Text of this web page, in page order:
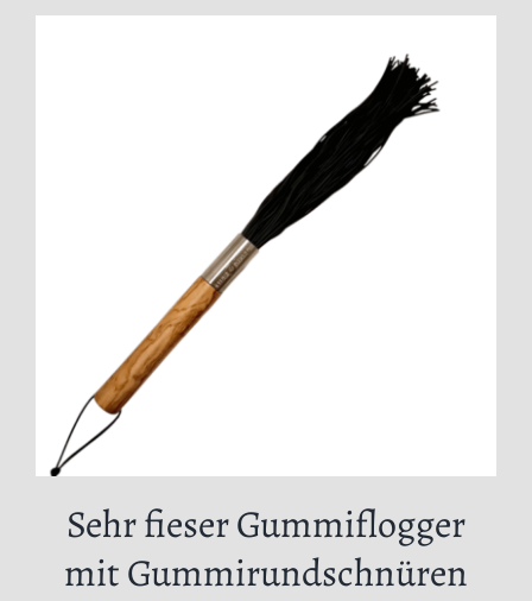
Sehr fieser Gummiflogger
mit Gummirundschnüren